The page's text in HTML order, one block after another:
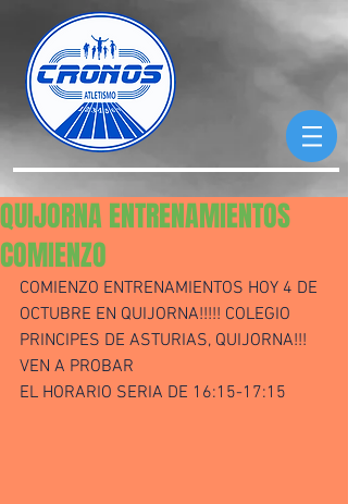
QUIJORNA ENTRENAMIENTOS
COMIENZO
COMIENZO ENTRENAMIENTOS HOY 4 DE
OCTUBRE EN QUIJORNA!!!!! COLEGIO
PRINCIPES DE ASTURIAS, QUIJORNA!!!
VEN A PROBAR
EL HORARIO SERIA DE 16:15-17:15